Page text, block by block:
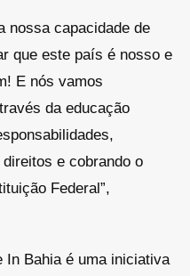
nossa capacidade de
que este país é nosso e
E nós vamos
da educação
e cobrando o
Federal”,
In Bahia é uma iniciativa